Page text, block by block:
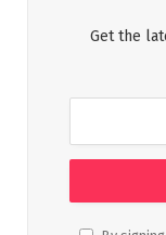
Get the